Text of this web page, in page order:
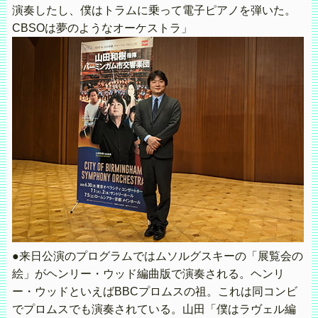
演奏したし、僕はトラムに乗って電子ピアノを弾いた。
CBSOは夢のようなオーケストラ」
●来日公演のプログラムではムソルグスキーの「展覧会の
絵」がヘンリー・ウッド編曲版で演奏される。ヘンリ
ー・ウッドといえばBBCプロムスの祖。これは同コンビ
でプロムスでも演奏されている。山田「僕はラヴェル編